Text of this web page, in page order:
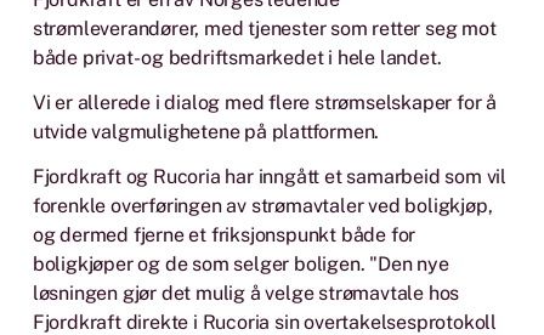
strømleverandører, med tjenester som retter seg mot
både privat- og bedriftsmarkedet i hele landet.
Vi er allerede i dialog med flere strømselskaper for å
utvide valgmulighetene på plattformen.
Fjordkraft og Rucoria har inngått et samarbeid som vil
forenkle overføringen av strømavtaler ved boligkjøp,
og dermed fjerne et friksjonspunkt både for
boligkjøper og de som selger boligen. "Den nye
løsningen gjør det mulig å velge strømavtale hos
Fjordkraft direkte i Rucoria sin overtakelsesprotokoll